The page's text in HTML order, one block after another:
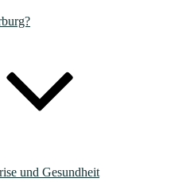
und Gesundheit